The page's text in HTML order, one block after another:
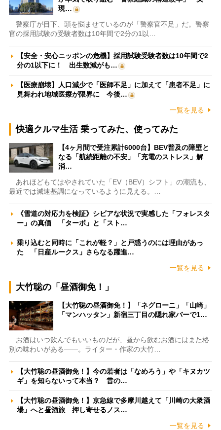
現…
警察庁が目下、頭を悩ませているのが「警察官不足」だ。警察
官の採用試験の受験者数は10年間で2分の1以…
【安全・安心ニッポンの危機】採用試験受験者数は10年間で2
分の1以下に！ 出生数減がも…
【医療崩壊】人口減少で「医師不足」に加えて「患者不足」に
見舞われ地域医療が限界に 今後…
一覧を見る
快適クルマ生活 乗ってみた、使ってみた
【4ヶ月間で受注累計6000台】BEV普及の障壁と
なる「航続距離の不安」「充電のストレス」解
消…
あれほどもてはやされていた「EV（BEV）シフト」の潮流も、
最近では減速基調になっているように見える。…
《雪道の対応力を検証》シビアな状況で実感した「フォレスタ
ー」の真価 「ターボ」と「スト…
乗り込むと同時に「これが軽？」と戸惑うのには理由があっ
た 「日産ルークス」さらなる躍進…
一覧を見る
大竹聡の「昼酒御免！」
【大竹聡の昼酒御免！】「ネグローニ」「山崎」
「マンハッタン」新宿三丁目の隠れ家バーで1…
お酒はいつ飲んでもいいものだが、昼から飲むお酒にはまた格
別の味わいがある――。ライター・作家の大竹…
【大竹聡の昼酒御免！】今の若者は「なめろう」や「キヌカツ
ギ」を知らないって本当？ 昔の…
【大竹聡の昼酒御免！】京急線で多摩川越えて「川崎の大衆酒
場」へと昼酒旅 押し寄せるノス…
一覧を見る